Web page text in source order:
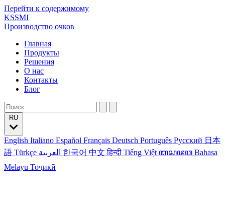
Перейти к содержимому
KSSMI
Производство очков
Главная
Продукты
Решения
О нас
Контакты
Блог
English Italiano Español Français Deutsch Português Русский 日本
語 Türkçe 한국어 中文हिन्दी Tiếng Việt ꦧꦱꦗꦮ Bahasa
Melayu Тоҷикӣ